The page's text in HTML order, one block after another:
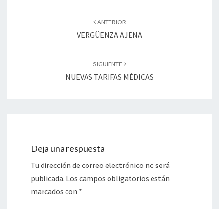
ANTERIOR
VERGÜENZA AJENA
SIGUIENTE
NUEVAS TARIFAS MÉDICAS
Deja una respuesta
Tu dirección de correo electrónico no será
publicada. Los campos obligatorios están
marcados con *